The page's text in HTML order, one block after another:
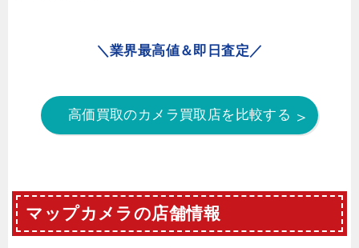
＼業界最高値＆即日査定／
高価買取のカメラ買取店を比較する
マップカメラの店舗情報